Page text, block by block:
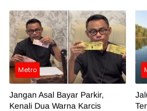
Metro
Jangan Asal Bayar Parkir,
Kenali Dua Warna Karcis